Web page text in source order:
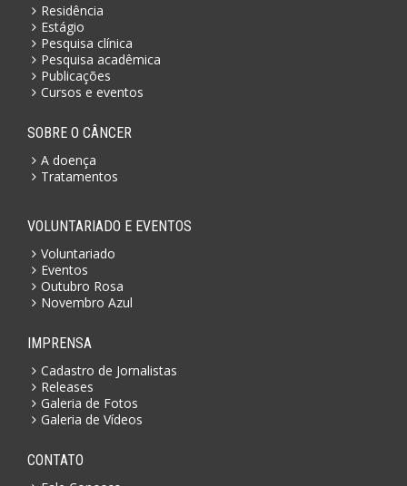
Residência
Estágio
Pesquisa clínica
Pesquisa acadêmica
Publicações
Cursos e eventos
SOBRE O CÂNCER
A doença
Tratamentos
VOLUNTARIADO E EVENTOS
Voluntariado
Eventos
Outubro Rosa
Novembro Azul
IMPRENSA
Cadastro de Jornalistas
Releases
Galeria de Fotos
Galeria de Vídeos
CONTATO